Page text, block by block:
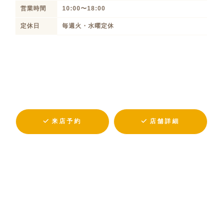
営業時間 10:00〜18:00
定休日 毎週火・水曜定休
来店予約 店舗詳細